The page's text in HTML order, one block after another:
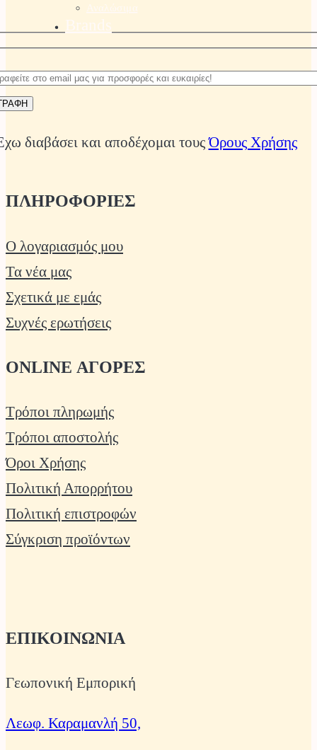
διαβάσει και αποδέχομαι τουςΌρους Χρήσης
ΠΛΗΡΟΦΟΡΙΕΣ
Ο λογαριασμός μου
Τα νέα μας
Σχετικά με εμάς
Συχνές ερωτήσεις
ONLINE ΑΓΟΡΕΣ
Τρόποι πληρωμής
Τρόποι αποστολής
Όροι Χρήσης
Πολιτική Απορρήτου
Πολιτική επιστροφών
Σύγκριση προϊόντων
ΕΠΙΚΟΙΝΩΝΙΑ
Γεωπονική Εμπορική
Λεωφ. Καραμανλή 50,
Αναλώσιμα
Brands